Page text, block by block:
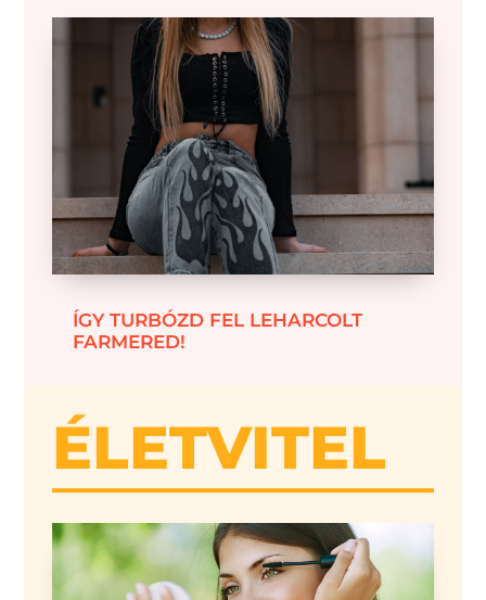
ÍGY TURBÓZD FEL LEHARCOLT
FARMERED!
ÉLETVITEL